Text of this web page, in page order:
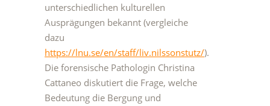
unterschiedlichen kulturellen
Ausprägungen bekannt (vergleiche
dazu
https://lnu.se/en/staff/liv.nilssonstutz/).
Die forensische Pathologin Christina
Cattaneo diskutiert die Frage, welche
Bedeutung die Bergung und